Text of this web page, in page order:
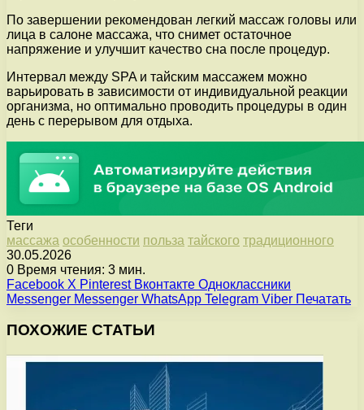
По завершении рекомендован легкий массаж головы или
лица в салоне массажа, что снимет остаточное
напряжение и улучшит качество сна после процедур.
Интервал между SPA и тайским массажем можно
варьировать в зависимости от индивидуальной реакции
организма, но оптимально проводить процедуры в один
день с перерывом для отдыха.
Теги
массажа особенности польза тайского традиционного
30.05.2026
0 Время чтения: 3 мин.
Facebook X Pinterest Вконтакте Одноклассники
Messenger Messenger WhatsApp Telegram Viber Печатать
ПОХОЖИЕ СТАТЬИ